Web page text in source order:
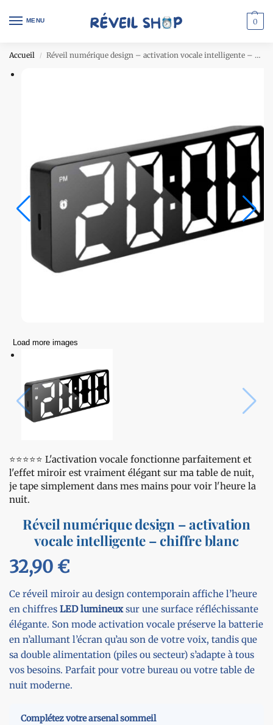
MENU 0
Accueil / Réveil numérique design – activation vocale intelligente – chiffre blanc
Load more images
⭐️⭐️⭐️⭐️⭐️ L'activation vocale fonctionne parfaitement et
l'effet miroir est vraiment élégant sur ma table de nuit,
je tape simplement dans mes mains pour voir l'heure la
nuit.
Réveil numérique design – activation
vocale intelligente – chiffre blanc
32,90 €
Ce réveil miroir au design contemporain affiche l’heure
en chiffres LED lumineuxsur une surface réfléchissante
élégante. Son mode activation vocale préserve la batterie
en n’allumant l’écran qu’au son de votre voix, tandis que
sa double alimentation (piles ou secteur) s’adapte à tous
vos besoins. Parfait pour votre bureau ou votre table de
nuit moderne.
Complétez votre arsenal sommeil